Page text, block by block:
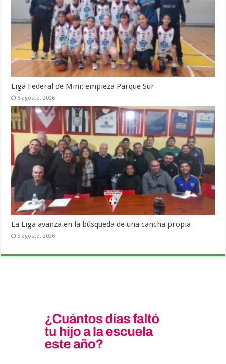
Liga Federal de Mini: empieza Parque Sur
6 agosto, 2026
La Liga avanza en la búsqueda de una cancha propia
5 agosto, 2026